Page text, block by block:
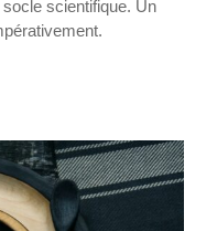
scientifique. Un